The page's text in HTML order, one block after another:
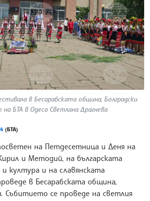
в Бесарабската община, Болградски
на БТА в Одеса Светлана Драгнева
(БТА)
на Петдесетница и Деня на
и Методий, на българската
и култура и на славянската
в Бесарабската община,
Събитието се проведе на светлия